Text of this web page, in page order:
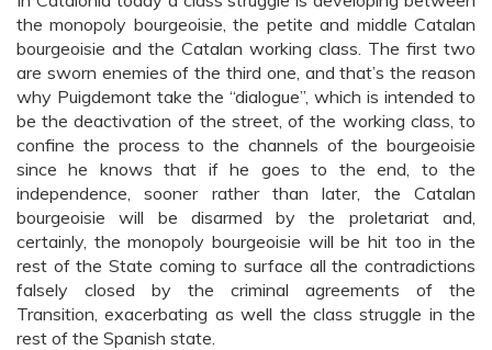
the monopoly bourgeoisie, the petite and middle Catalan
bourgeoisie and the Catalan working class. The first two
are sworn enemies of the third one, and that’s the reason
why Puigdemont take the “dialogue”, which is intended to
be the deactivation of the street, of the working class, to
confine the process to the channels of the bourgeoisie
since he knows that if he goes to the end, to the
independence, sooner rather than later, the Catalan
bourgeoisie will be disarmed by the proletariat and,
certainly, the monopoly bourgeoisie will be hit too in the
rest of the State coming to surface all the contradictions
falsely closed by the criminal agreements of the
Transition, exacerbating as well the class struggle in the
rest of the Spanish state.